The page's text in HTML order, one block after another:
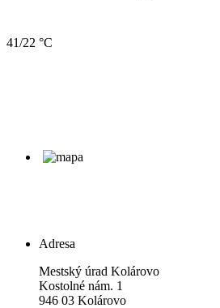
41/22 °C
Adresa
Mestský úrad Kolárovo
Kostolné nám. 1
946 03 Kolárovo